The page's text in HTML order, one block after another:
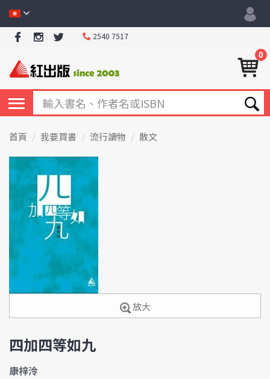
2540 7517
0
首頁 我要買書 流行讀物 散文
放大
四加四等如九
康梓泠